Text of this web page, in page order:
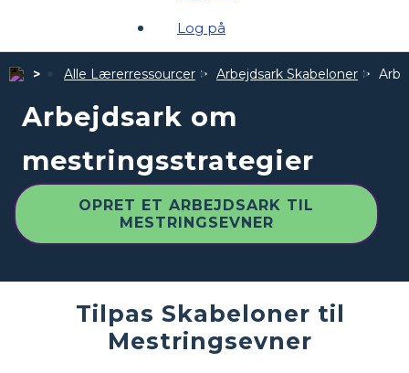
Log på
Alle Lærerressourcer Arbejdsark Skabeloner
Arbejdsark om
mestringsstrategier
OPRET ET ARBEJDSARK TIL
MESTRINGSEVNER
Tilpas Skabeloner til
Mestringsevner